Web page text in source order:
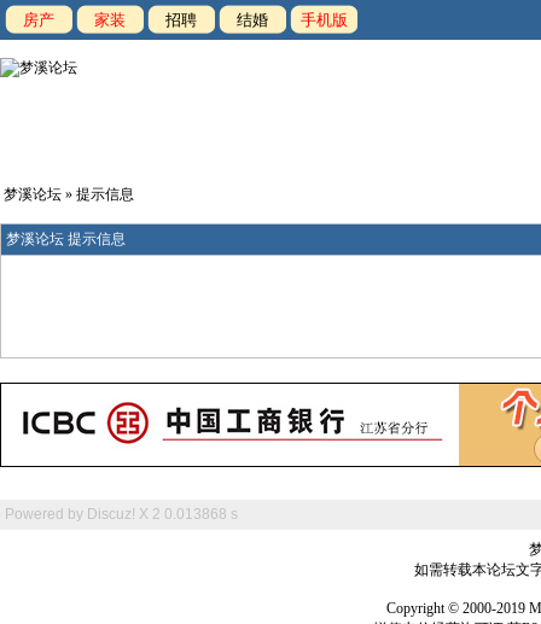
房产 家装 招聘 结婚 手机版
梦溪论坛 » 提示信息
梦溪论坛 提示信息
Powered by Discuz! X 2 0.013868 s
如需转载本论坛文
Copyright © 2000-2019